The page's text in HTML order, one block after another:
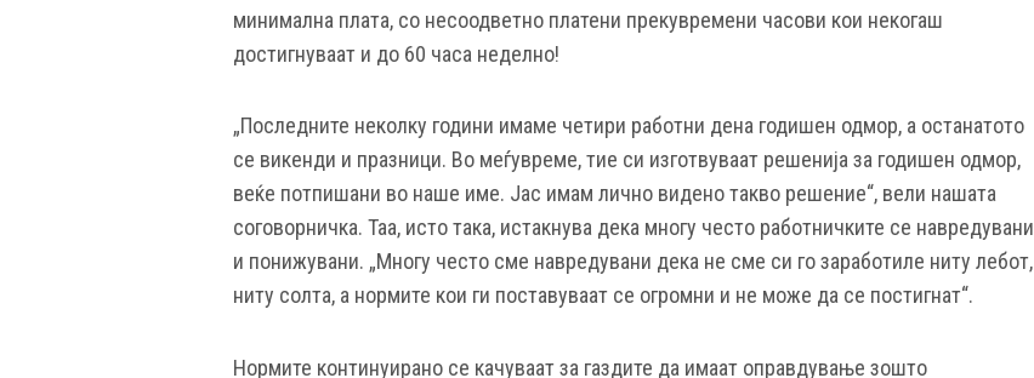
минимална плата, со несоодветно платени прекувремени часови кои некогаш
достигнуваат и до 60 часа неделно!
„Последните неколку години имаме четири работни дена годишен одмор, а останатото
се викенди и празници. Во меѓувреме, тие си изготвуваат решенија за годишен одмор,
веќе потпишани во наше име. Јас имам лично видено такво решение“, вели нашата
соговорничка. Таа, исто така, истакнува дека многу често работничките се навредувани
и понижувани. „Многу често сме навредувани дека не сме си го заработиле ниту лебот,
ниту солта, а нормите кои ги поставуваат се огромни и не може да се постигнат“.
Нормите континуирано се качуваат за газдите да имаат оправдување зошто